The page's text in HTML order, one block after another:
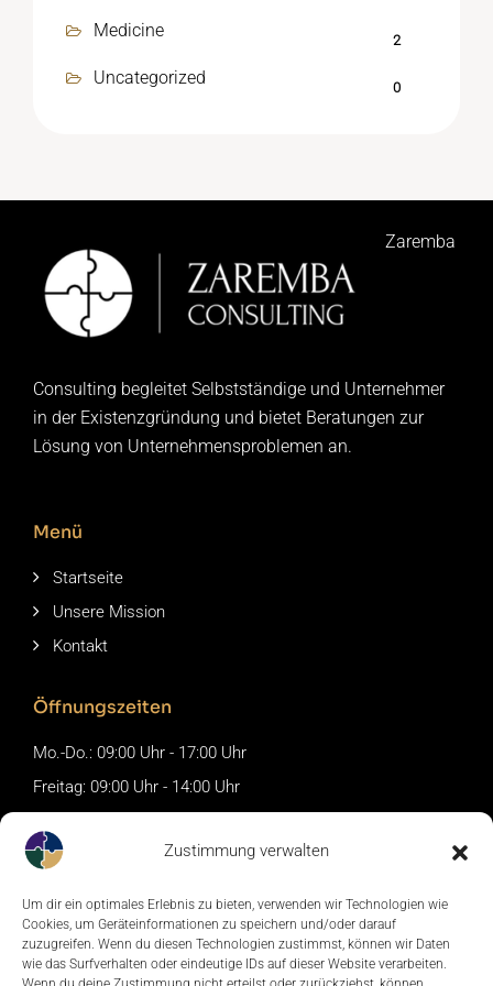
Zustimmung verwalten
Um dir ein optimales Erlebnis zu bieten, verwenden wir Technologien wie
Cookies, um Geräteinformationen zu speichern und/oder darauf
zuzugreifen. Wenn du diesen Technologien zustimmst, können wir Daten
wie das Surfverhalten oder eindeutige IDs auf dieser Website verarbeiten.
Medicine 2
Uncategorized 0
Zaremba
Consulting begleitet Selbstständige und Unternehmer
in der Existenzgründung und bietet Beratungen zur
Lösung von Unternehmensproblemen an.
Menü
Startseite
Unsere Mission
Kontakt
Öffnungszeiten
Mo.-Do.: 09:00 Uhr - 17:00 Uhr
Freitag: 09:00 Uhr - 14:00 Uhr
Königstr. 57, 47051 Duisburg
(0203) 70 90 8660